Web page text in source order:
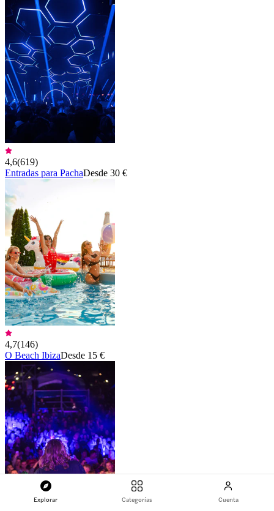
Explorar Categorías Cuenta
4,6(619)
Entradas para PachaDesde 30 €
4,7(146)
O Beach IbizaDesde 15 €